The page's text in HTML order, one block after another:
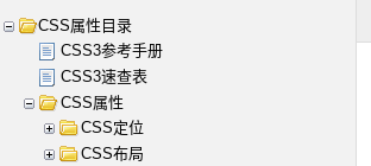
CSS属性目录
CSS3参考手册
CSS3速查表
CSS属性
CSS定位
CSS布局